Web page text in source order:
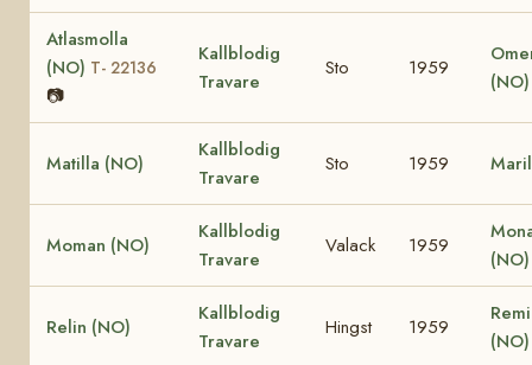
Atlasmolla
(NO) T- 22136
📷
Kallblodig
Travare
Sto 1959
(NO)
Matilla (NO)
Kallblodig
Travare
Sto 1959
Moman (NO)
Kallblodig
Travare
Valack 1959
(NO)
Relin (NO)
Kallblodig
Travare
Hingst 1959